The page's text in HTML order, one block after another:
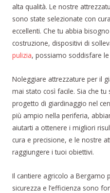
alta qualità. Le nostre
sono state selezionate con
eccellenti. Che tu abbia
costruzione, dispositivi di
pulizia, possiamo soddisfare
Noleggiare attrezzature per il
mai stato così facile. Sia che
progetto di giardinaggio nel
più ampio nella periferia,
aiutarti a ottenere i migliori
cura e precisione, e le nostre
raggiungere i tuoi obiettivi.
Il cantiere agricolo a Bergamo
sicurezza e l’efficienza sono